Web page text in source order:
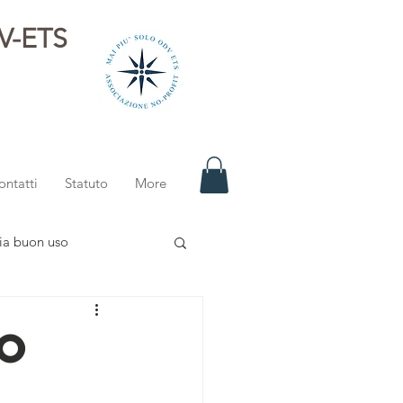
ETS
Statuto More
buon uso